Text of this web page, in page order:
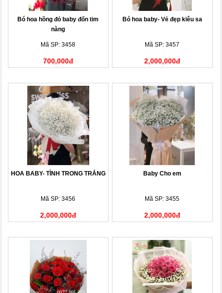
Bó hoa hồng đỏ baby đốn tim
nàng
Mã SP: 3458
700,000đ
Bó hoa baby- Vẻ đẹp kiêu sa
Mã SP: 3457
2,000,000đ
HOA BABY- TÌNH TRONG TRẮNG
Mã SP: 3456
2,000,000đ
Baby Cho em
Mã SP: 3455
2,000,000đ